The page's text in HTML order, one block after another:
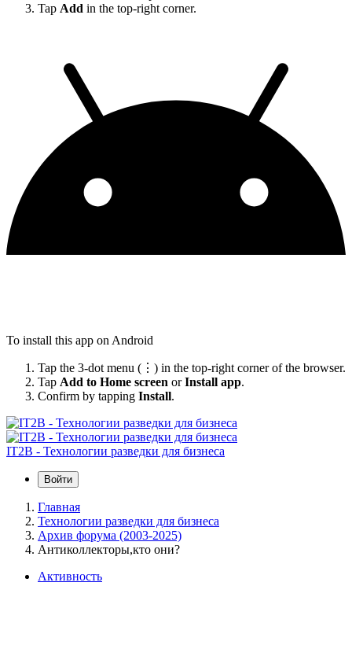
Tap Add in the top-right corner.
To install this app on Android
Tap the 3-dot menu (⋮) in the top-right corner of the browser.
Tap Add to Home screen orInstall app.
Confirm by tapping Install.
IT2B - Технологии разведки для бизнеса
Войти
Главная
Технологии разведки для бизнеса
Архив форума (2003-2025)
Антиколлекторы,кто они?
Активность